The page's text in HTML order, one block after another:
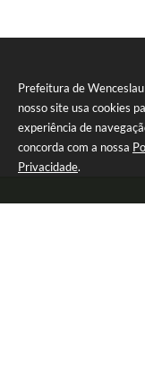
Prefeitura de
nosso site usa cookies
experiência de
concorda com a nossa
Privacidade.